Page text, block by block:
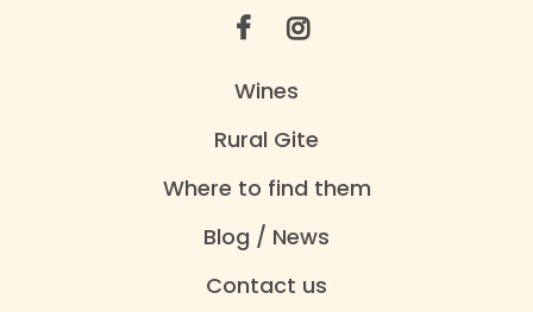
Wines
Rural Gite
Where to find them
Blog / News
Contact us